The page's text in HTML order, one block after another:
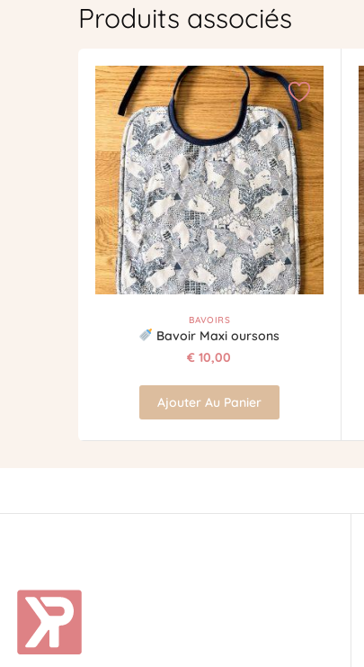
Produits associés
BAVOIRS
Bavoir Maxi oursons
€ 10,00
Ajouter Au Panier